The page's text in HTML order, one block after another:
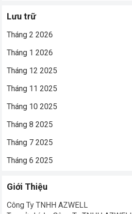
Lưu trữ
Tháng 2 2026
Tháng 1 2026
Tháng 12 2025
Tháng 11 2025
Tháng 10 2025
Tháng 8 2025
Tháng 7 2025
Tháng 6 2025
Giới Thiệu
Công Ty TNHH AZWELL